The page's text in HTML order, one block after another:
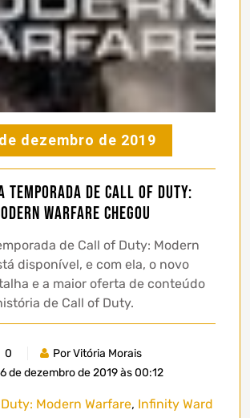
dezembro de 2019
temporada de Call of Duty:
Warfare chegou
de Call of Duty: Modern
disponível, e com ela, o novo
e a maior oferta de conteúdo
de Call of Duty.
0
Por Vitória Morais
6 de dezembro de 2019 às 00:12
Modern Warfare, Infinity Ward